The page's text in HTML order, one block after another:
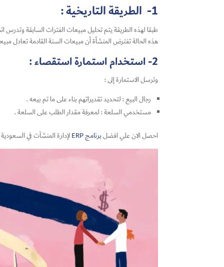
1- الطريقة التاريخية :
هذه الحالة تفترض المنشأة أن مبيعات السنة القادمة تعادل مبيعات
2- استخدام استمارة استقصاء :
وترسل الاستمارة إلى :
رجال البيع : لتحديد تقديراتهم بناء على ما تم بيعه .
مستخدمي السلعة : لمعرفة مقدار الطلب على السلعة .
احصل الان علي افضلبرنامج ERP لإدارة المنشآت في